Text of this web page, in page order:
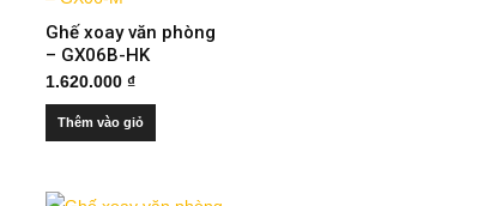
Ghế xoay văn phòng
– GX06B-HK
1.620.000 ₫
Thêm vào giỏ